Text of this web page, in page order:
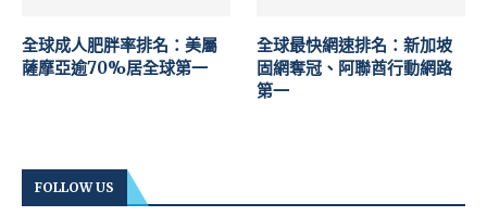
全球成人肥胖率排名：美屬
薩摩亞逾70%居全球第一
全球最快網速排名：新加坡
固網奪冠、阿聯酋行動網路
第一
FOLLOW US